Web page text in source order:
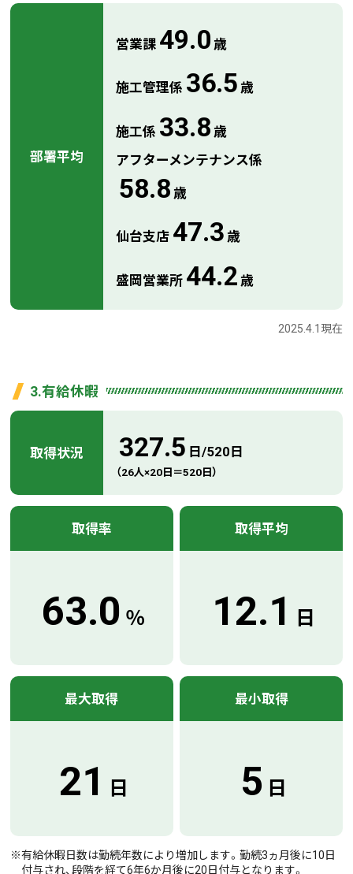
部署平均
営業課 49.0歳
施工管理係 36.5歳
施工係 33.8歳
アフターメンテナンス係
58.8歳
仙台支店 47.3歳
盛岡営業所 44.2歳
2025.4.1現在
3.有給休暇
取得状況 327.5 日/520日
（26人×20日＝520日）
取得率
63.0 ％
取得平均
12.1 日
最大取得
21 日
最小取得
5 日
※有給休暇日数は勤続年数により増加します。勤続3ヵ月後に10日
付与され、段階を経て6年6か月後に20日付与となります。